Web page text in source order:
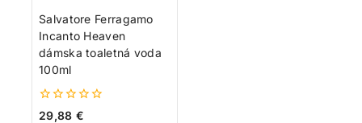
Salvatore Ferragamo
Incanto Heaven
dámska toaletná voda
100ml
0
29,88 €